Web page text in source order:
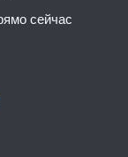
сейчас